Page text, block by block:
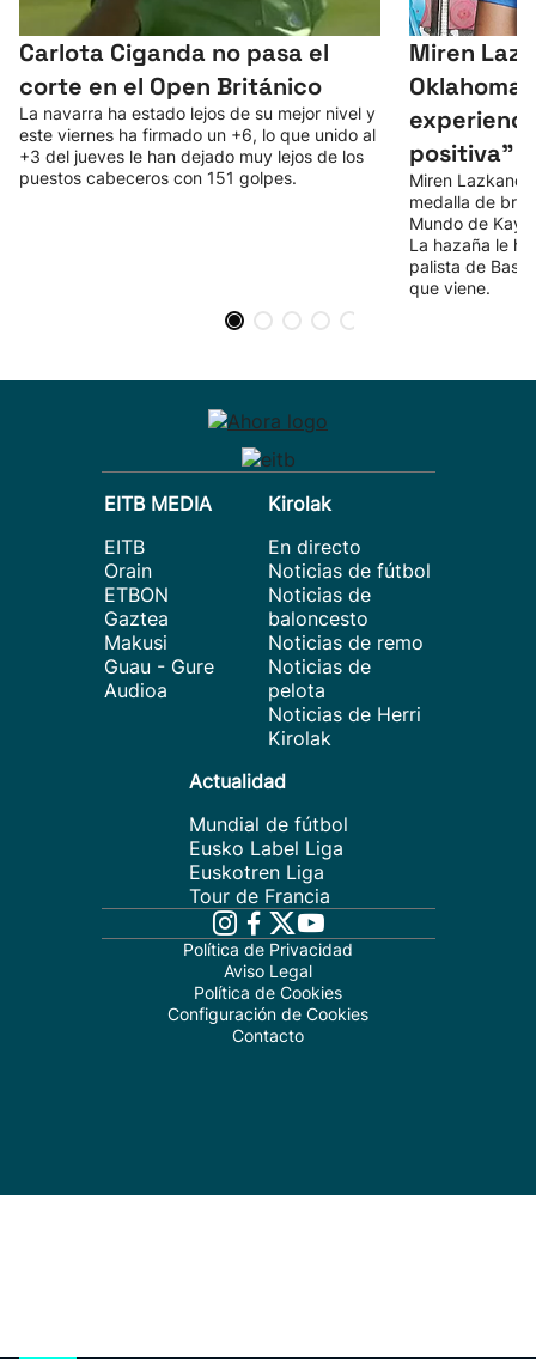
Carlota Ciganda no pasa el
corte en el Open Británico
La navarra ha estado lejos de su mejor nivel y
este viernes ha firmado un +6, lo que unido al
+3 del jueves le han dejado muy lejos de los
puestos cabeceros con 151 golpes.
Miren
positiva"
Miren Lazkano
medalla de
Mundo de
La hazaña le
palista de
que viene.
EITB MEDIA
EITB
Orain
ETBON
Gaztea
Makusi
Guau - Gure
Audioa
Kirolak
En directo
Noticias de fútbol
Noticias de
baloncesto
Noticias de remo
Noticias de
pelota
Noticias de Herri
Kirolak
Actualidad
Mundial de fútbol
Eusko Label Liga
Euskotren Liga
Tour de Francia
Política de Privacidad
Aviso Legal
Política de Cookies
Configuración de Cookies
Contacto